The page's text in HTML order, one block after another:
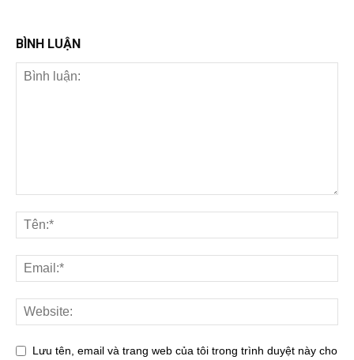
BÌNH LUẬN
Lưu tên, email và trang web của tôi trong trình duyệt này cho